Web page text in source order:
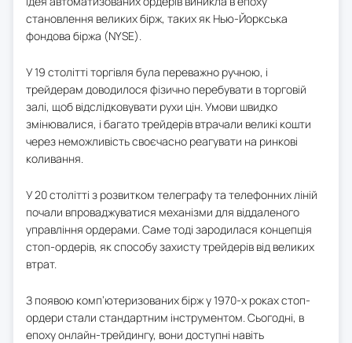
становлення великих бірж, таких як Нью-Йоркська
фондова біржа (NYSE).
У 19 столітті торгівля була переважно ручною, і
трейдерам доводилося фізично перебувати в торговій
залі, щоб відслідковувати рухи цін. Умови швидко
змінювалися, і багато трейдерів втрачали великі кошти
через неможливість своєчасно реагувати на ринкові
коливання.
У 20 столітті з розвитком телеграфу та телефонних ліній
почали впроваджуватися механізми для віддаленого
управління ордерами. Саме тоді зародилася концепція
стоп-ордерів, як способу захисту трейдерів від великих
втрат.
З появою комп’ютеризованих бірж у 1970-х роках стоп-
ордери стали стандартним інструментом. Сьогодні, в
епоху онлайн-трейдингу, вони доступні навіть